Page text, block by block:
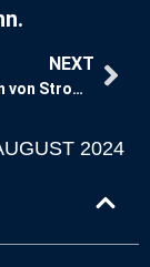
NEXT
Anwendungen von Stromverteilerkästen für die Beleuchtung in verschiedenen Szenarien
2024